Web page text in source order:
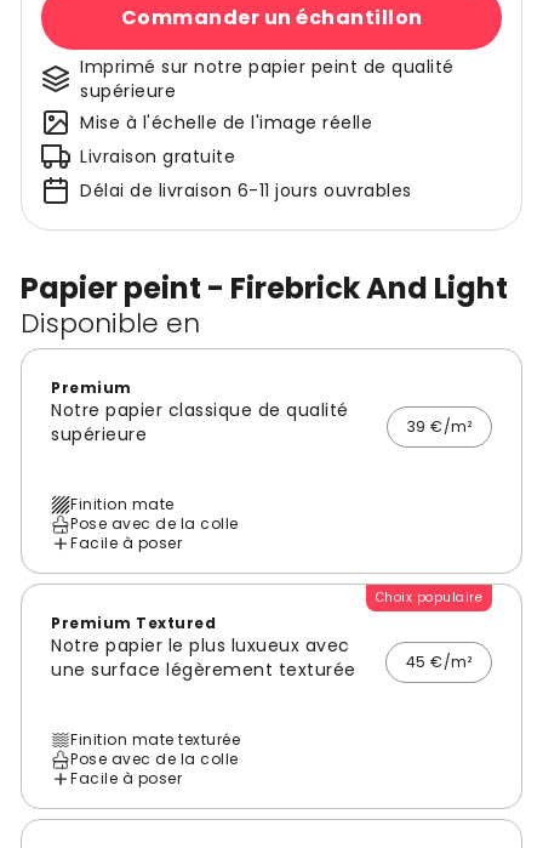
Papier peint - Firebrick And Light
Disponible en
Premium
Notre papier classique de qualité
supérieure
39 €/m²
Finition mate
Pose avec de la colle
Facile à poser
Choix populaire
Premium Textured
Notre papier le plus luxueux avec
une surface légèrement texturée
45 €/m²
Finition mate texturée
Pose avec de la colle
Facile à poser
Commander un échantillon
Imprimé sur notre papier peint de qualité
supérieure
Mise à l'échelle de l'image réelle
Livraison gratuite
Délai de livraison 6-11 jours ouvrables